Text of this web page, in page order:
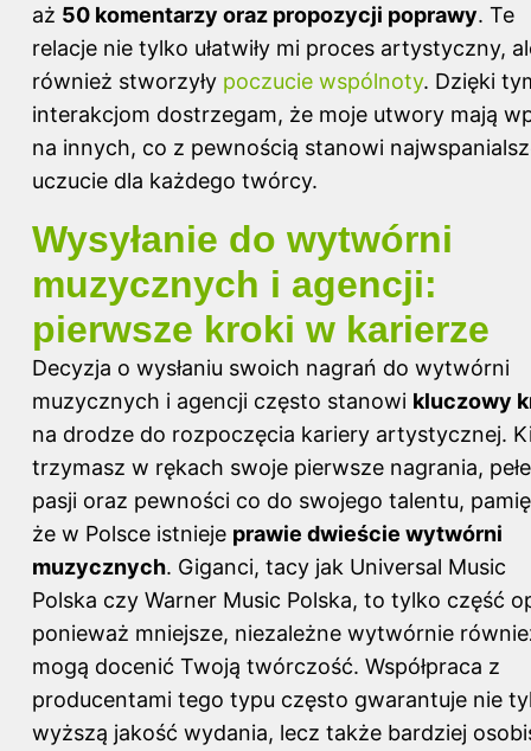
aż 50 komentarzy oraz propozycji poprawy. Te
relacje nie tylko ułatwiły mi proces artystyczny,
również stworzyły poczucie wspólnoty. Dzięki
interakcjom dostrzegam, że moje utwory mają
na innych, co z pewnością stanowi
uczucie dla każdego twórcy.
Wysyłanie do wytwórni
muzycznych i agencji:
pierwsze kroki w karierze
Decyzja o wysłaniu swoich nagrań do wytwórni
muzycznych i agencji często stanowi kluczowy
na drodze do rozpoczęcia kariery artystycznej.
trzymasz w rękach swoje pierwsze nagrania,
pasji oraz pewności co do swojego talentu,
że w Polsce istnieje prawie dwieście wytwórni
muzycznych. Giganci, tacy jak Universal Music
Polska czy Warner Music Polska, to tylko część
ponieważ mniejsze, niezależne wytwórnie
mogą docenić Twoją twórczość. Współpraca z
producentami tego typu często gwarantuje nie
wyższą jakość wydania, lecz także bardziej